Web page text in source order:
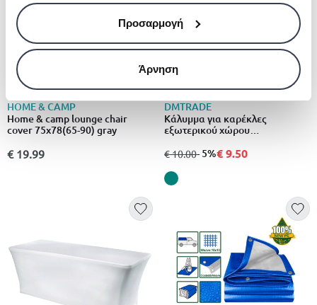
Προσαρμογή
Άρνηση
HOME & CAMP
Home & camp lounge chair
cover 75x78(65-90) gray
€ 19.99
DMTRADE
Κάλυμμα για καρέκλες
εξωτερικού χώρου
από βροχή & ήλιο, πράσινο
από
€ 10.00σε
- 5%€ 9.50